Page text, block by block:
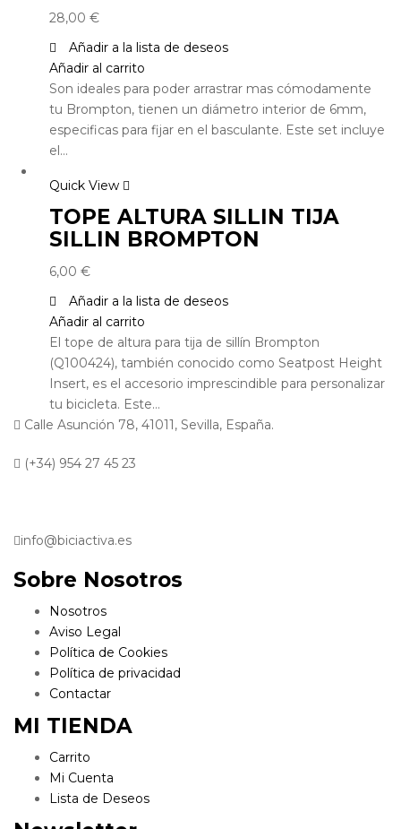
28,00 €
Añadir a la lista de deseos
Añadir al carrito
Son ideales para poder arrastrar mas cómodamente
tu Brompton, tienen un diámetro interior de 6mm,
especificas para fijar en el basculante. Este set incluye
el…
Quick View
TOPE ALTURA SILLIN TIJA
SILLIN BROMPTON
6,00 €
Añadir a la lista de deseos
Añadir al carrito
El tope de altura para tija de sillín Brompton
(Q100424), también conocido como Seatpost Height
Insert, es el accesorio imprescindible para personalizar
tu bicicleta. Este…
Calle Asunción 78, 41011, Sevilla, España.
(+34) 954 27 45 23
info@biciactiva.es
Sobre Nosotros
Nosotros
Aviso Legal
Política de Cookies
Política de privacidad
Contactar
MI TIENDA
Carrito
Mi Cuenta
Lista de Deseos